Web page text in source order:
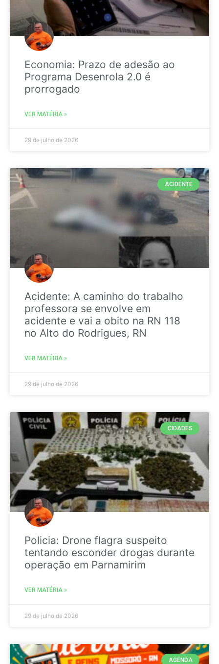
Economia: Prazo de adesão ao
Programa Desenrola 2.0 é
prorrogado
VER MATÉRIA »
29 de julho de 2026
ACIDENTE
Acidente: A caminho do trabalho
professora se envolve em
acidente e vai a obito na RN 118
no Alto do Rodrigues, RN
VER MATÉRIA »
29 de julho de 2026
CIDADES
Policia: Drone flagra suspeito
tentando esconder drogas durante
operação em Parnamirim
VER MATÉRIA »
29 de julho de 2026
AGENDA